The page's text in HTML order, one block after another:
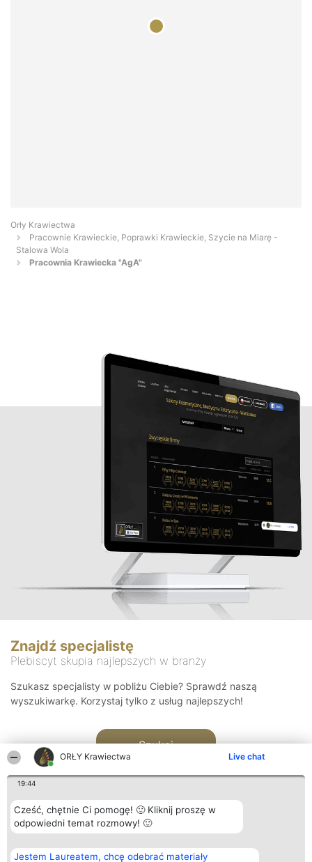
ORŁY Krawiectwa Live chat
19:44
Cześć, chętnie Ci pomogę! 🙂 Kliknij proszę w
odpowiedni temat rozmowy! 🙂
Jestem Laureatem, chcę odebrać materiały
Orły Krawiectwa
Pracownie Krawieckie, Poprawki Krawieckie, Szycie na Miarę -
Stalowa Wola
Pracownia Krawiecka "AgA"
Znajdź specjalistę
Plebiscyt skupia najlepszych w branży
Szukasz specjalisty w pobliżu Ciebie? Sprawdź naszą
wyszukiwarkę. Korzystaj tylko z usług najlepszych!
Szukaj
Organizator plebiscytu
Bright Side Solutions sp. z o.
Plebiscyt
Laureaci
Kontakt
Kontakt